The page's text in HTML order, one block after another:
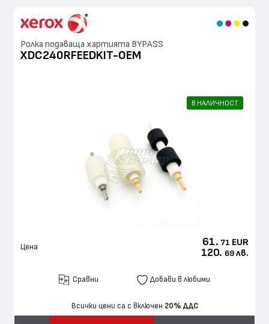
Ролка подаваща хартията BYPASS
XDC240RFEEDKIT-OEM
В НАЛИЧНОСТ
Цена 61. 71 EUR
120. 69 лв.
Сравни Добави в любими
Всички цени са с включен 20% ДДС